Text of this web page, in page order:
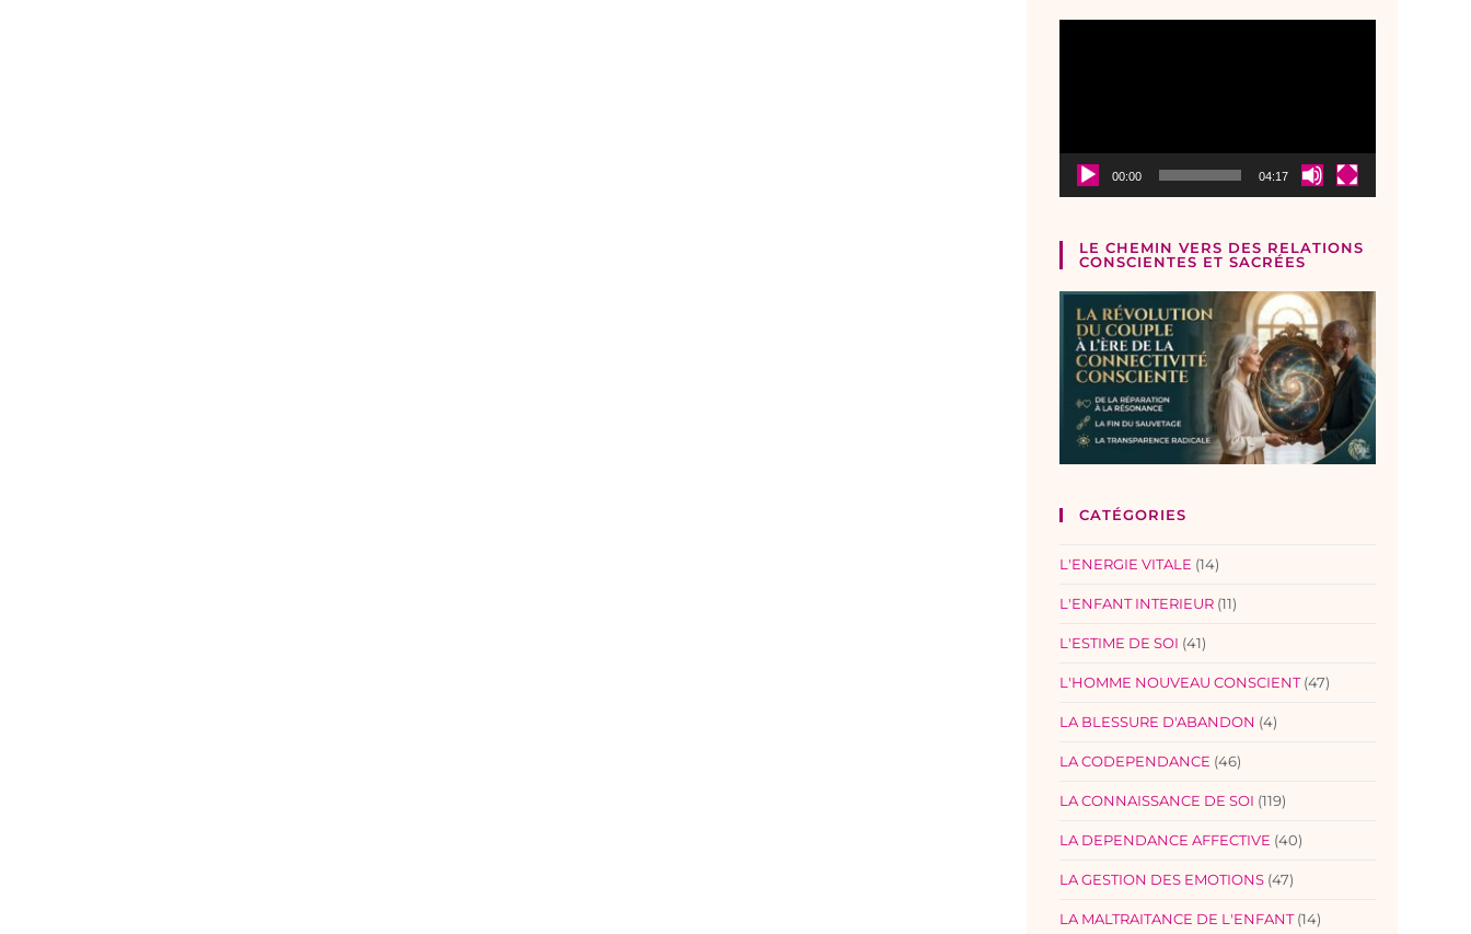
00:00 04:17
LE CHEMIN VERS DES RELATIONS
CONSCIENTES ET SACRÉES
CATÉGORIES
L'ENERGIE VITALE (14)
L'ENFANT INTERIEUR (11)
L'ESTIME DE SOI (41)
L'HOMME NOUVEAU CONSCIENT (47)
LA BLESSURE D'ABANDON (4)
LA CODEPENDANCE (46)
LA CONNAISSANCE DE SOI (119)
LA DEPENDANCE AFFECTIVE (40)
LA GESTION DES EMOTIONS (47)
LA MALTRAITANCE DE L'ENFANT (14)